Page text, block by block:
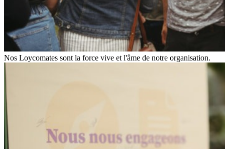
Nos Loycomates sont la force vive et l'âme de notre organisation.